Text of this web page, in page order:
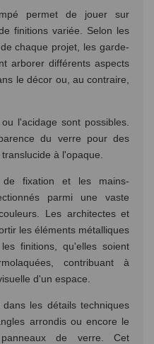
permet de jouer sur
finitions variée. Selon les
chaque projet, les garde-
arborer différents aspects
le décor ou, au contraire,
l'acidage sont possibles.
du verre pour des
à l'opaque.
fixation et les mains-
parmi une vaste
Les architectes et
les éléments métalliques
finitions, qu'elles soient
contribuant à
d'un espace.
les détails techniques
arrondis ou encore le
de verre. Cet